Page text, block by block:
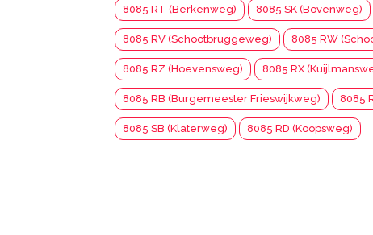
8085 RT (Berkenweg) 8085 SK (Bovenweg)
8085 RV (Schootbruggeweg) 8085 RW
8085 RZ (Hoevensweg) 8085 RX
8085 RB (Burgemeester Frieswijkweg) 8085
8085 SB (Klaterweg) 8085 RD (Koopsweg)